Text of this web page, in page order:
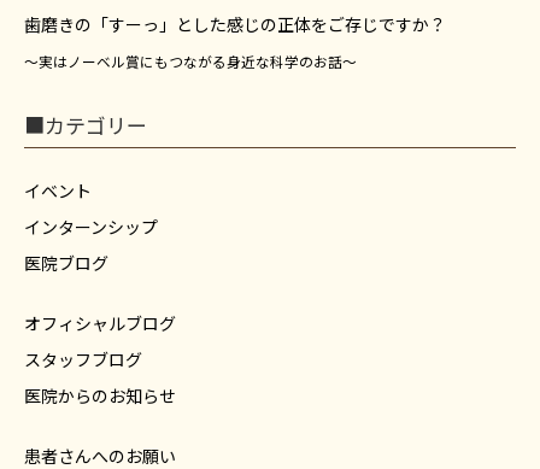
歯磨きの「すーっ」とした感じの正体をご存じですか？
～実はノーベル賞にもつながる身近な科学のお話～
■カテゴリー
イベント
インターンシップ
医院ブログ
オフィシャルブログ
スタッフブログ
医院からのお知らせ
患者さんへのお願い